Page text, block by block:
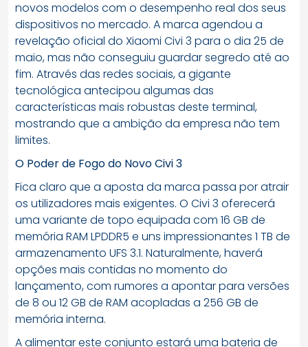
novos modelos com o desempenho real dos seus
dispositivos no mercado. A marca agendou a
revelação oficial do Xiaomi Civi 3 para o dia 25 de
maio, mas não conseguiu guardar segredo até ao
fim. Através das redes sociais, a gigante
tecnológica antecipou algumas das
características mais robustas deste terminal,
mostrando que a ambição da empresa não tem
limites.
O Poder de Fogo do Novo Civi 3
Fica claro que a aposta da marca passa por atrair
os utilizadores mais exigentes. O Civi 3 oferecerá
uma variante de topo equipada com 16 GB de
memória RAM LPDDR5 e uns impressionantes 1 TB de
armazenamento UFS 3.1. Naturalmente, haverá
opções mais contidas no momento do
lançamento, com rumores a apontar para versões
de 8 ou 12 GB de RAM acopladas a 256 GB de
memória interna.
A alimentar este conjunto estará uma bateria de